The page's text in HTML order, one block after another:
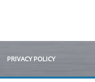
PRIVACY POLICY